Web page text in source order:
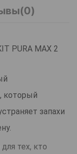
PURA MAX 2
который
запахи
тех, кто